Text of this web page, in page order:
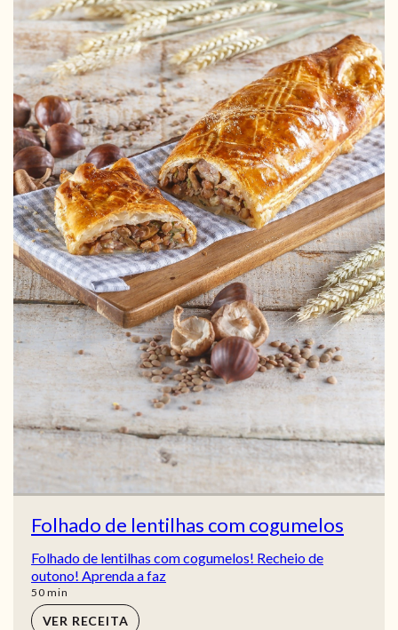
Folhado de lentilhas com cogumelos
Folhado de lentilhas com cogumelos! Recheio de
outono! Aprenda a faz
50min
min
VER RECEITA